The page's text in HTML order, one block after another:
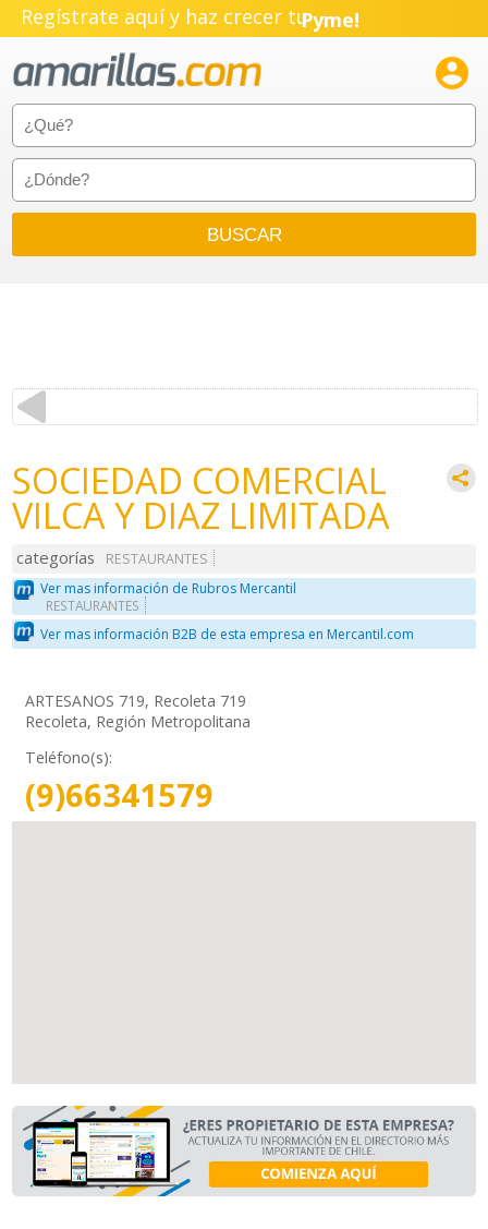
Regístrate aquí y haz crecer tuPyme!
Emprendimiento!

SOCIEDAD COMERCIAL
VILCA Y DIAZ LIMITADA
categorías
RESTAURANTES
Ver mas información de Rubros Mercantil
RESTAURANTES
Ver mas información B2B de esta empresa en Mercantil.com
ARTESANOS 719, Recoleta 719
Recoleta, Región Metropolitana
Teléfono(s):
(9)66341579